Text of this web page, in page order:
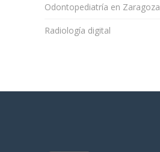
Odontopediatría en Zaragoza
Radiología digital